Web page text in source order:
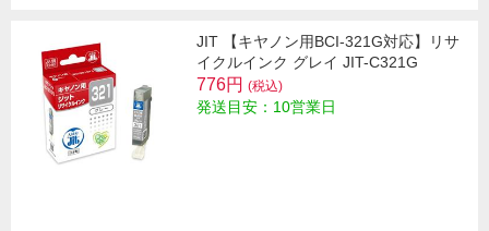
JIT 【キヤノン用BCI-321G対応】リサ
イクルインク グレイ JIT-C321G
776円 (税込)
発送目安：10営業日